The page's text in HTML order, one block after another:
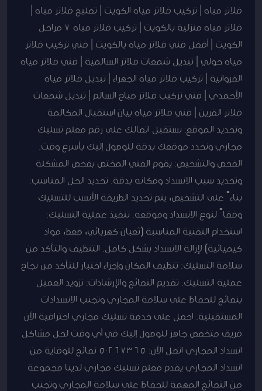
فلاتر مياه | تركيب فلاتر مياه الكويت | تصليح فلاتر مياه |
فلاتر مياه منزلية بالكويت | تركيب فلاتر مياه 7 مراحل
الكويت | أفضل فني فلاتر مياه بالكويت | فني تركيب فلاتر
مياه حولي | تبديل شمعات فلاتر السالمية | فني فلاتر مياه
الفروانية | تركيب فلاتر مياه الجهراء | تبديل فلاتر مياه
الأحمدي | فني تركيب فلاتر صباح السالم | تبديل شمعات
فلاتر القرين | فني فلاتر مياه بيان استقبال المكالمة
وتحديد الموقع: نستقبل اتصالك على رقم معلم تسليك
مجاري ونحدد موقعك بدقة للوصول إليك بأسرع وقت.
الفحص والتشخيص: يقوم الفني المختص بفحص المشكلة
وتحديد سبب الانسداد ومكانه بدقة. تحديد الحل المناسب:
بناءً على التشخيص، يتم تحديد الطريقة الأنسب للتسليك
وفقاً لنوع الانسداد وموقعه. تنفيذ عملية التسليك:
استخدام التقنية المناسبة (ثعبان كهربائي، ضغط، مواد
كيميائية) لإزالة الانسداد بشكل كامل. التنظيف والتأكد من
سلامة التسليك: تنظيف المكان وإجراء اختبار للتأكد من نجاح
عملية التسليك. تقديم النصائح والإرشادات: تزويد العميل
بنصائح للحفاظ على سلامة المجاري وتجنب الانسدادات
المستقبلية. احصل على خدمة تسليك مجاري احترافية الآن
فريق متخصص جاهز للوصول إليك في أي وقت لحل مشاكل
انسداد المجاري اتصل الآن: 50267365 نصائح للوقاية من
انسداد المجاري يقدم معلم تسليك مجاري لدينا مجموعة
من النصائح المهمة للحفاظ على سلامة المجاري وتجنب